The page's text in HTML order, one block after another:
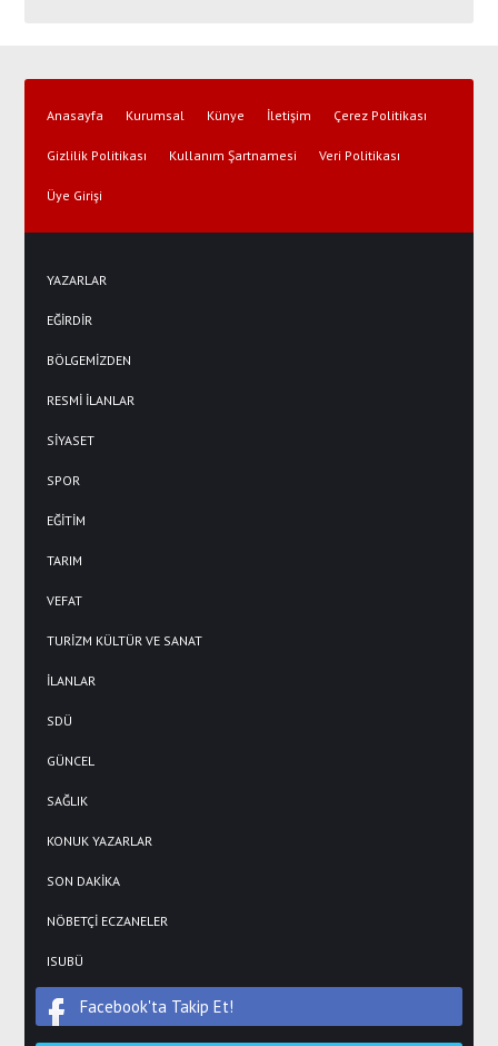
Anasayfa Kurumsal Künye İletişim Çerez Politikası
Gizlilik Politikası Kullanım Şartnamesi Veri Politikası
Üye Girişi
YAZARLAR
EĞİRDİR
BÖLGEMİZDEN
RESMİ İLANLAR
SİYASET
SPOR
EĞİTİM
TARIM
VEFAT
TURİZM KÜLTÜR VE SANAT
İLANLAR
SDÜ
GÜNCEL
SAĞLIK
KONUK YAZARLAR
SON DAKİKA
NÖBETÇİ ECZANELER
ISUBÜ
Facebook'ta Takip Et!